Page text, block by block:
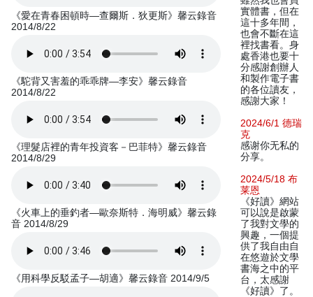
《愛在青春困頓時—查爾斯．狄更斯》馨云錄音
2014/8/22
《駝背又害羞的乖乖牌—李安》馨云錄音
2014/8/22
《理髮店裡的青年投資客－巴菲特》馨云錄音
2014/8/29
《火車上的垂釣者—歐奈斯特．海明威》馨云錄
音 2014/8/29
《用科學反駁孟子—胡適》馨云錄音 2014/9/5
實體書，但在
這十多年間，
也會不斷在這
裡找書看。身
處香港也要十
分感謝創辦人
和製作電子書
的各位讀友，
感謝大家！
2024/6/1 德瑞
克
感谢你无私的
分享。
2024/5/18 布
莱恩
《好讀》網站
可以說是啟蒙
了我對文學的
興趣，一個提
供了我自由自
在悠遊於文學
書海之中的平
台，太感謝
《好讀》了。